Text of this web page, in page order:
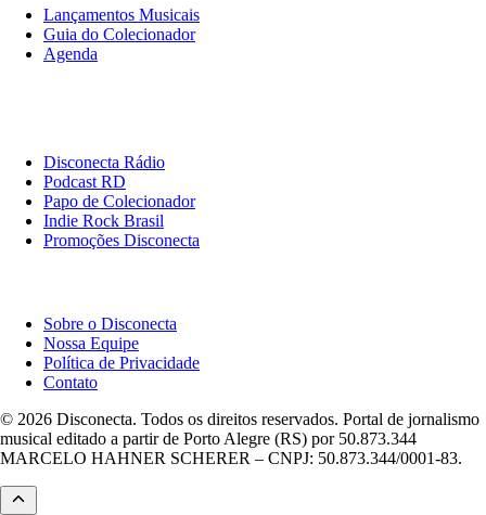
Lançamentos Musicais
Guia do Colecionador
Agenda
Disconecta Rádio
Podcast RD
Papo de Colecionador
Indie Rock Brasil
Promoções Disconecta
Sobre o Disconecta
Nossa Equipe
Política de Privacidade
Contato
© 2026 Disconecta. Todos os direitos reservados. Portal de jornalismo
musical editado a partir de Porto Alegre (RS) por 50.873.344
MARCELO HAHNER SCHERER – CNPJ: 50.873.344/0001-83.